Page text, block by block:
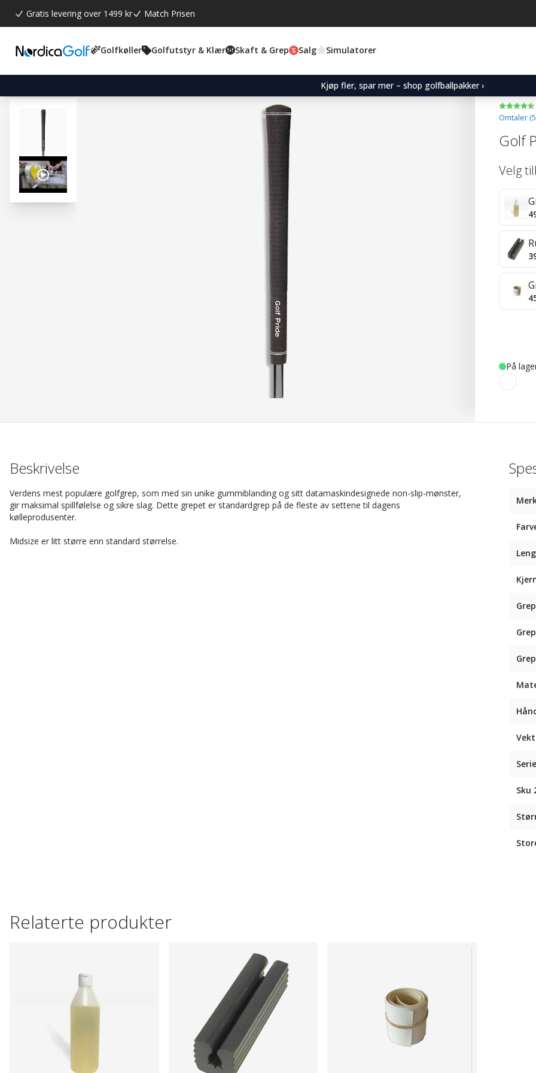
Gratis levering over 1499 kr Match Prisen
Golfkøller Golfutstyr & Klær Skaft & Grep Salg Simulatorer
Kjøp fler, spar mer – shop golfballpakker ›
Omtaler (
Golf
Velg
På
Beskrivelse
Verdens mest populære golfgrep, som med sin unike gummiblanding og sitt datamaskindesignede non-slip-mønster,
gir maksimal spillfølelse og sikre slag. Dette grepet er standardgrep på de fleste av settene til dagens
kølleprodusenter.
Midsize er litt større enn standard størrelse.
Sku
Relaterte produkter